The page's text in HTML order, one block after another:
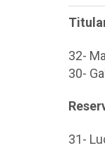
32-
30-
31-